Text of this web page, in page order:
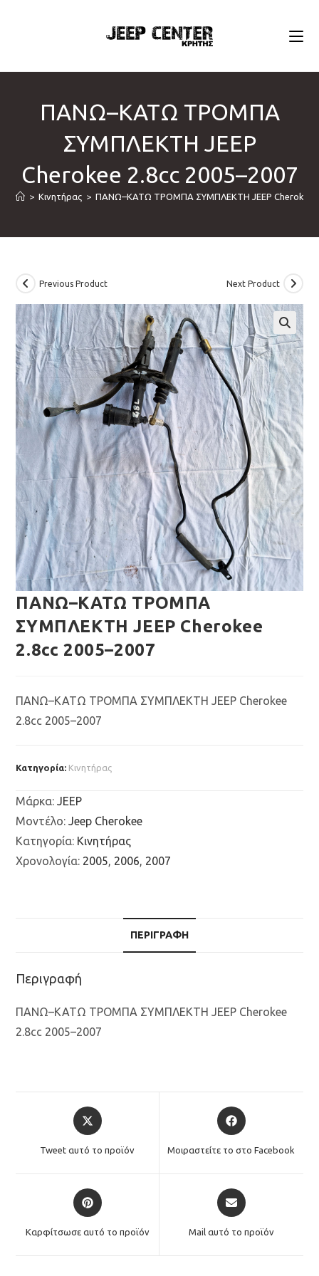
ΠΑΝΩ–ΚΑΤΩ ΤΡΟΜΠΑ
ΣΥΜΠΛΕΚΤΗ JEEP
Cherokee 2.8cc 2005–2007
> Κινητήρας > ΠΑΝΩ–ΚΑΤΩ ΤΡΟΜΠΑ ΣΥΜΠΛΕΚΤΗ JEEP Cherokee
Previous Product Next Product
🔍
ΠΑΝΩ–ΚΑΤΩ ΤΡΟΜΠΑ
ΣΥΜΠΛΕΚΤΗ JEEP Cherokee
2.8cc 2005–2007
ΠΑΝΩ–ΚΑΤΩ ΤΡΟΜΠΑ ΣΥΜΠΛΕΚΤΗ JEEP Cherokee
2.8cc 2005–2007
Κατηγορία: Κινητήρας
Μάρκα:JEEP
Μοντέλο:Jeep Cherokee
Κατηγορία: Κινητήρας
Χρονολογία: 2005, 2006, 2007
ΠΕΡΙΓΡΑΦΉ
Περιγραφή
ΠΑΝΩ–ΚΑΤΩ ΤΡΟΜΠΑ ΣΥΜΠΛΕΚΤΗ JEEP Cherokee
2.8cc 2005–2007
Opens
in
Tweet αυτό το προϊόν
Opens
in
Μοιραστείτε το στο Facebook
Opens
in
Καρφίτσωσε αυτό το προϊόν
Opens
in
Mail αυτό το προϊόν